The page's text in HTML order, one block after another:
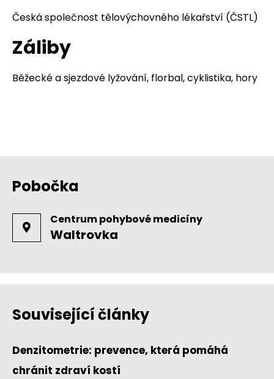
Česká společnost tělovýchovného lékařství (ČSTL)
Záliby
Běžecké a sjezdové lyžování, florbal, cyklistika, hory
Pobočka
Centrum pohybové medicíny
Waltrovka
Související články
Denzitometrie: prevence, která pomáhá
chránit zdraví kostí